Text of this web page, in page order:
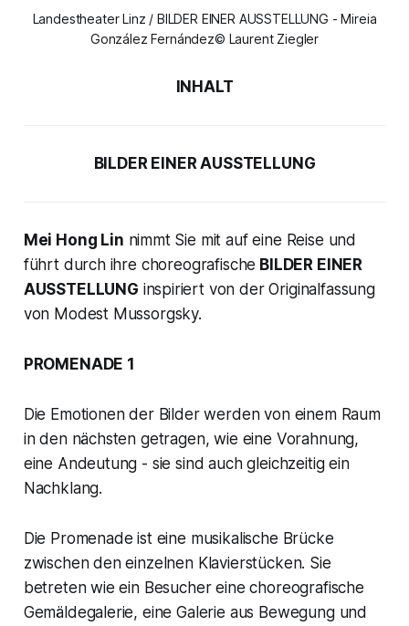
Landestheater Linz / BILDER EINER AUSSTELLUNG - Mireia
González Fernández© Laurent Ziegler
INHALT
BILDER EINER AUSSTELLUNG
Mei Hong Lin nimmt Sie mit auf eine Reise und
führt durch ihre choreografische BILDER EINER
AUSSTELLUNG inspiriert von der Originalfassung
von Modest Mussorgsky.
PROMENADE 1
Die Emotionen der Bilder werden von einem Raum
in den nächsten getragen, wie eine Vorahnung,
eine Andeutung - sie sind auch gleichzeitig ein
Nachklang.
Die Promenade ist eine musikalische Brücke
zwischen den einzelnen Klavierstücken. Sie
betreten wie ein Besucher eine choreografische
Gemäldegalerie, eine Galerie aus Bewegung und